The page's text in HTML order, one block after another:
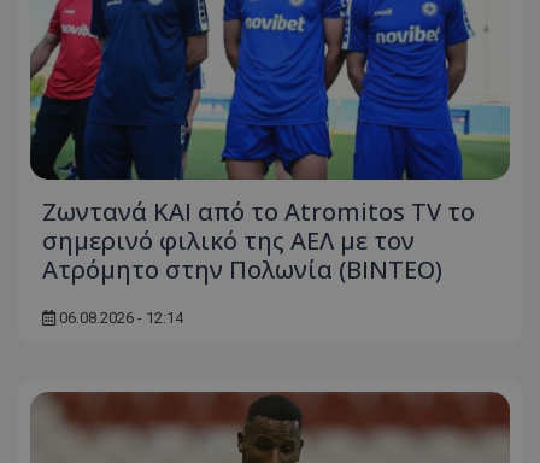
Ζωντανά ΚΑΙ από το Atromitos TV το
σημερινό φιλικό της ΑΕΛ με τον
Ατρόμητο στην Πολωνία (ΒΙΝΤΕΟ)
06.08.2026 - 12:14